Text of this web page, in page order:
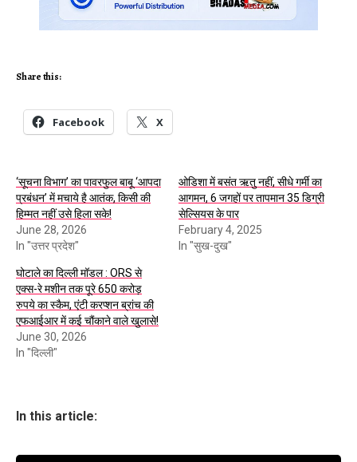
Share this:
Facebook X
‘सूचना विभाग’ का पावरफुल बाबू ‘आपदा
प्रबंधन’ में मचाये है आतंक, किसी की
हिम्मत नहीं उसे हिला सके!
June 28, 2026
In "उत्तर प्रदेश"
ओडिशा में बसंत ऋतु नहीं, सीधे गर्मी का
आगमन, 6 जगहों पर तापमान 35 डिग्री
सेल्सियस के पार
February 4, 2025
In "सुख-दुख"
घोटाले का दिल्ली मॉडल : ORS से
एक्स-रे मशीन तक पूरे 650 करोड़
रुपये का स्कैम, एंटी करप्शन ब्रांच की
एफआईआर में कई चौंकाने वाले खुलासे!
June 30, 2026
In "दिल्ली"
In this article: